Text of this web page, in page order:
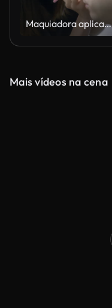
Maquiadora aplicando maquiagem escura em homem ao ar livre
Mais vídeos na cena